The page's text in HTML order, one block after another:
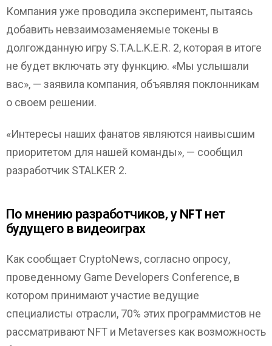
Компания уже проводила эксперимент, пытаясь
добавить невзаимозаменяемые токены в
долгожданную игру S.T.A.L.K.E.R. 2, которая в итоге
не будет включать эту функцию. «Мы услышали
вас», — заявила компания, объявляя поклонникам
о своем решении.
«Интересы наших фанатов являются наивысшим
приоритетом для нашей команды», — сообщил
разработчик STALKER 2.
По мнению разработчиков, у NFT нет
будущего в видеоиграх
Как сообщает CryptoNews, согласно опросу,
проведенному Game Developers Conference, в
котором принимают участие ведущие
специалисты отрасли, 70% этих программистов не
рассматривают NFT и Metaverses как возможность